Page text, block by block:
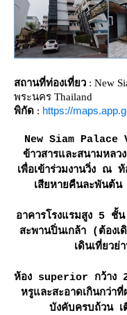
สถานที่ท่องเที่ยว : New
พระนคร Thailand
พิกัด : https://
New Siam
ข้าวสารและสนามห
เพื่อเข้าร่วมงานวิ่ง ณ
เสียหายคืนละพันต้
อาคารโรงแรมสูง 5 ชั้
สะพานปิ่นเกล้า (ต้องเ
เดินเที่ยว
ห้อง superior กว้าง
หรูและสะอาดเกินกว่า
บังคับครบถ้วน